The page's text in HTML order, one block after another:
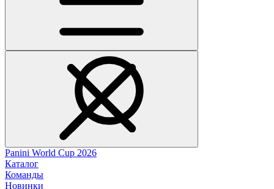
Panini World Cup 2026
Каталог
Команды
Новинки